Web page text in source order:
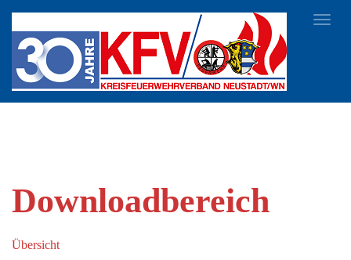
Downloadbereich
Übersicht